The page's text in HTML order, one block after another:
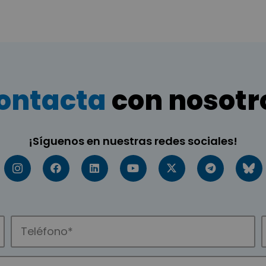
con
¡Síguenos en nuestras redes sociales!